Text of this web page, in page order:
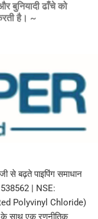
बुनियादी ढाँचे को
है। ~
से बढ़ते पाइपिंग समाधान
| NSE:
Polyvinyl Chloride)
साथ एक रणनीतिक